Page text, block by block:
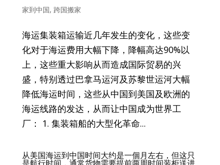
家到中国, 跨国搬家
海运集装箱运输近几年发生的变化，这些变
化对于海运费用大幅下降，降幅高达90%以
上，这些重大影响从而造成国际贸易的兴
盛，特别透过巴拿马运河及苏黎世运河大幅
降低海运时间，这些从中国到美国及欧洲的
海运线路的发达，从而让中国成为世界工
厂： 1. 集装箱船的大型化革命...
从美国海运到中国时间大约是一個月左右，但这只